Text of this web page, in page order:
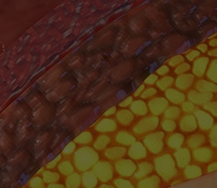
Bezoektijden
Wijzigen patiëntgegevens